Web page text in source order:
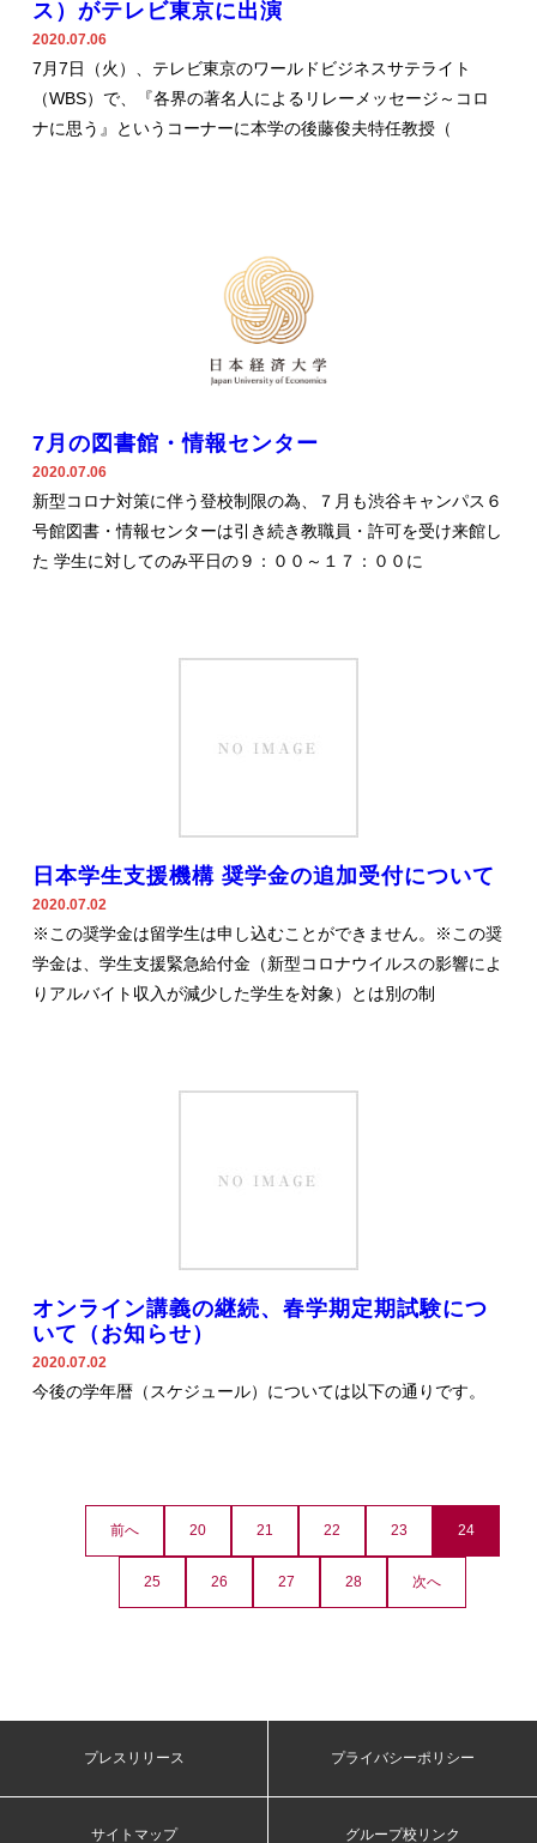
ス）がテレビ東京に出演
2020.07.06
7月7日（火）、テレビ東京のワールドビジネスサテライト
（WBS）で、『各界の著名人によるリレーメッセージ～コロ
ナに思う』というコーナーに本学の後藤俊夫特任教授（
7月の図書館・情報センター
2020.07.06
新型コロナ対策に伴う登校制限の為、７月も渋谷キャンパス６
号館図書・情報センターは引き続き教職員・許可を受け来館し
た 学生に対してのみ平日の９：００～１７：００に
日本学生支援機構 奨学金の追加受付について
2020.07.02
※この奨学金は留学生は申し込むことができません。※この奨
学金は、学生支援緊急給付金（新型コロナウイルスの影響によ
りアルバイト収入が減少した学生を対象）とは別の制
オンライン講義の継続、春学期定期試験につ
いて（お知らせ）
2020.07.02
今後の学年暦（スケジュール）については以下の通りです。
前へ 20 21 22 23 24
25 26 27 28 次へ
プレスリリース プライバシーポリシー
サイトマップ グループ校リンク